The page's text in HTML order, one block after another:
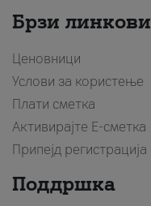
Брзи линкови
Ценовници
Услови за користење
Плати сметка
Активирајте Е-сметка
Припејд регистрација
Поддршка